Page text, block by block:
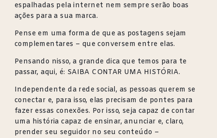
espalhadas pela internet nem sempre serão boas
ações para a sua marca.
Pense em uma forma de que as postagens sejam
complementares – que conversem entre elas.
Pensando nisso, a grande dica que temos para te
passar, aqui, é: SAIBA CONTAR UMA HISTÓRIA.
Independente da rede social, as pessoas querem se
conectar e, para isso, elas precisam de pontes para
fazer essas conexões. Por isso, seja capaz de contar
uma história capaz de ensinar, anunciar e, claro,
prender seu seguidor no seu conteúdo –